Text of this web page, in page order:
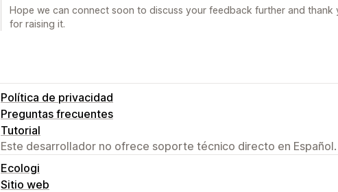
Hope we can connect soon to discuss your feedback further and thank
for raising it.
Política de privacidad
Preguntas frecuentes
Tutorial
Este desarrollador no ofrece soporte técnico directo en Español.
Ecologi
Sitio web